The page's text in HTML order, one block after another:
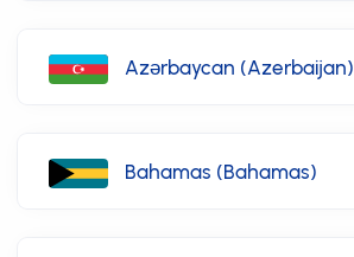
Azərbaycan (Azerbaijan)
Bahamas (Bahamas)